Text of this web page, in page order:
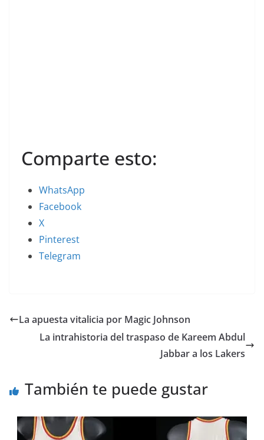
Comparte esto:
WhatsApp
Facebook
X
Pinterest
Telegram
La apuesta vitalicia por Magic Johnson
La intrahistoria del traspaso de Kareem Abdul
Jabbar a los Lakers
También te puede gustar